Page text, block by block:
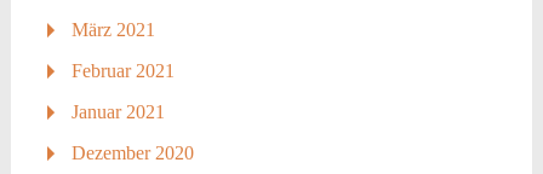
März 2021
Februar 2021
Januar 2021
Dezember 2020